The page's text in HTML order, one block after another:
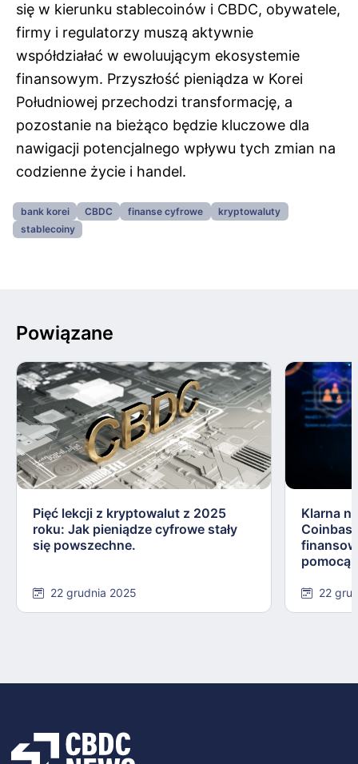
się w kierunku stablecoinów i CBDC, obywatele,
firmy i regulatorzy muszą aktywnie
współdziałać w ewoluującym ekosystemie
finansowym. Przyszłość pieniądza w Korei
Południowej przechodzi transformację, a
pozostanie na bieżąco będzie kluczowe dla
nawigacji potencjalnego wpływu tych zmian na
codzienne życie i handel.
bank korei CBDC finanse cyfrowe
kryptowaluty
stablecoiny
Powiązane
Pięć lekcji z kryptowalut z 2025
roku: Jak pieniądze cyfrowe stały
się powszechne.
22 grudnia 2025
Klarna
pomocą
22